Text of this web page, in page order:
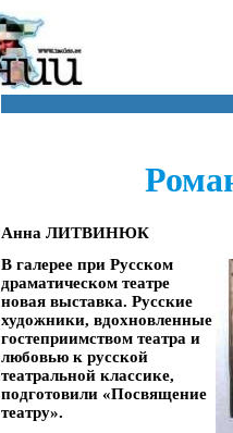
Анна ЛИТВИНЮК
В галерее при Русском
драматическом театре
новая выставка. Русские
художники, вдохновленные
гостеприимством театра и
любовью к русской
театральной классике,
подготовили «Посвящение
театру».